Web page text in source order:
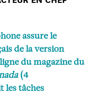
assure le
de la version
du magazine du
(4
les tâches